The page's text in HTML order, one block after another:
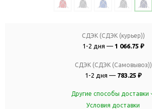
СДЭК (СДЭК (курьер))
1-2 дня — 1 066.75 ₽
СДЭК (СДЭК (Самовывоз))
1-2 дня — 783.25 ₽
Другие способы доставки
Условия доставки